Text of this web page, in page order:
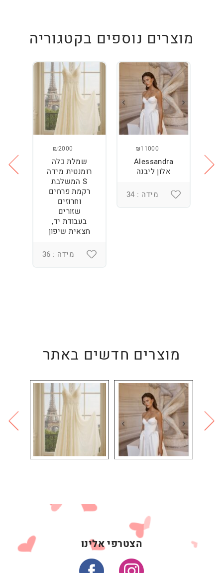
מוצרים נוספים בקטגוריה
₪11000
Alessandra
אלון ליבנה
מידה : 34
₪2000
שמלת כלה
רומנטית מידה
S המשלבת
רקמת פרחים
וחרוזים
שזורים
בעבודת יד,
חצאית שיפון
מידה : 36
מוצרים חדשים באתר
הצטרפי אלינו